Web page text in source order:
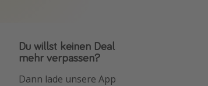
Du willst keinen Deal
mehr verpassen?
Dann lade unsere App